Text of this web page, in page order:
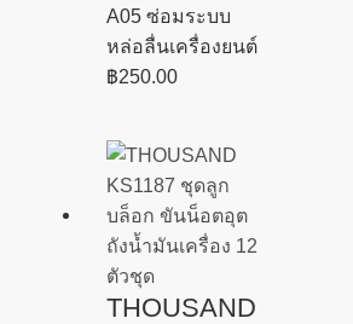
A05 ซ่อมระบบ
หล่อลื่นเครื่องยนต์
฿250.00
THOUSAND